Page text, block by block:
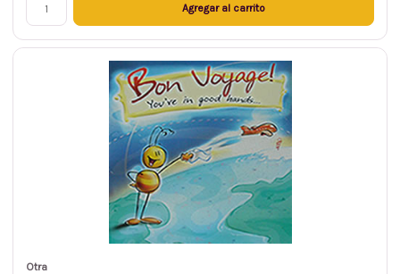
Agregar al carrito
Otra